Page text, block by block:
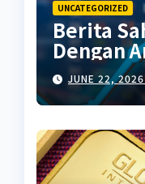
UNCATEGORIZED
Berita
Dengan
Terbaru
JUNE 22, 2026